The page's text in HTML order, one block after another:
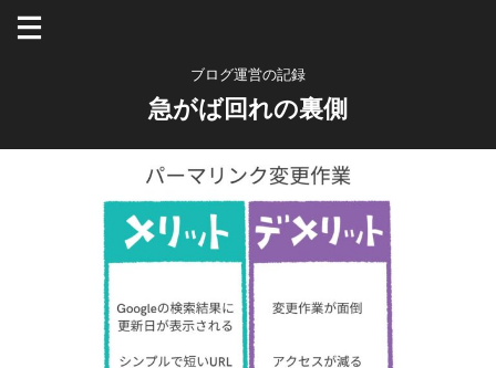
ブログ運営の記録
急がば回れの裏側